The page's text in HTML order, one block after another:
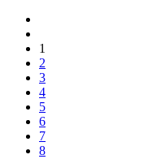
1
2
3
4
5
6
7
8